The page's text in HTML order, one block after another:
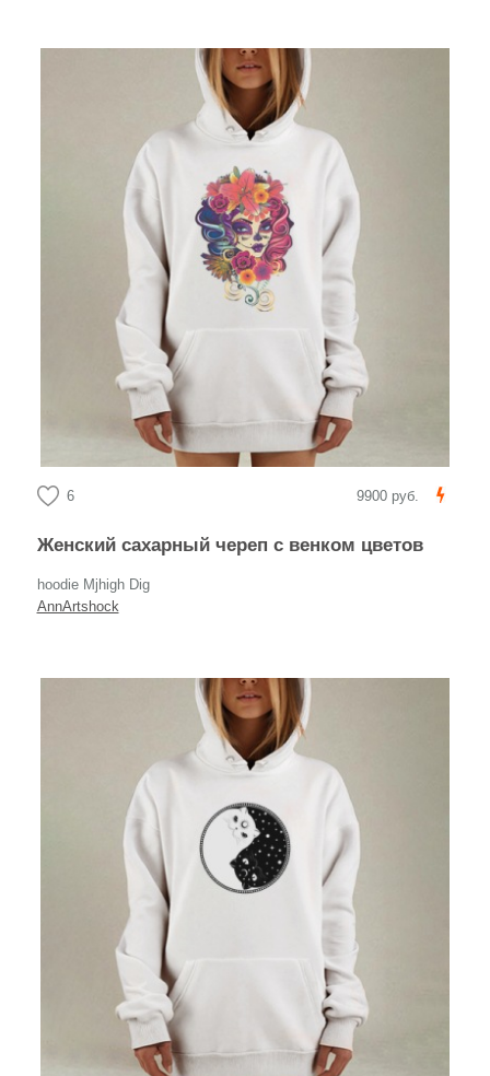
6 9900 руб.
Женский сахарный череп с венком цветов
hoodie Mjhigh Dig
AnnArtshock